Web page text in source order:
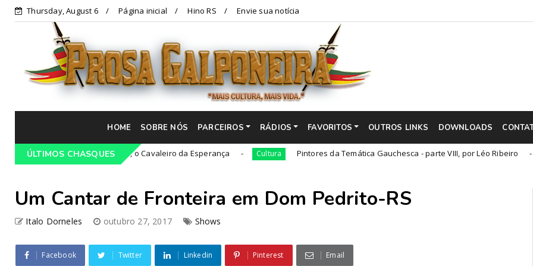
Thursday, August 6 Página inicial Hino RS Envie sua notícia
HOME SOBRE NÓS PARCEIROS RÁDIOS FAVORITOS OUTROS LINKS DOWNLOADS
ÚLTIMOS CHASQUES
Luis Carlos Prestes, o Cavaleiro da Esperança Cultura Pintores da Temática Gauchesca - parte VIII, por Léo Ribeiro Cultura
Um Cantar de Fronteira em Dom Pedrito-RS
Italo Dorneles outubro 27, 2017 Shows
Facebook Twitter Linkedin Pinterest Email